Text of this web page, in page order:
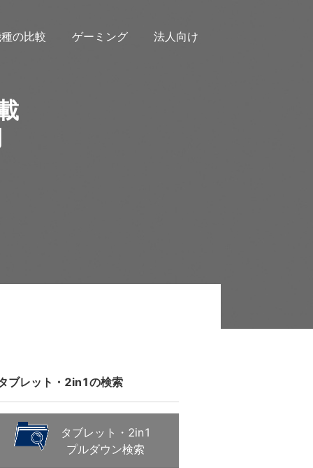
の比較 ゲーミング 法人向け
ブレット・2in1の検索
タブレット・2in1
プルダウン検索